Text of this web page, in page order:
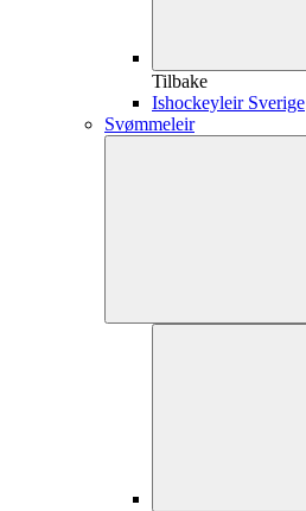
Tilbake
Ishockeyleir Sverige
Svømmeleir